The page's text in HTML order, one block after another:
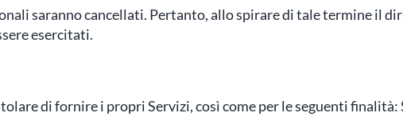
saranno cancellati. Pertanto, allo spirare di tale termine il
esercitati.
di fornire i propri Servizi, così come per le seguenti